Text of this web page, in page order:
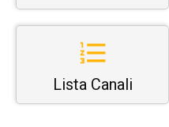
Lista Canali